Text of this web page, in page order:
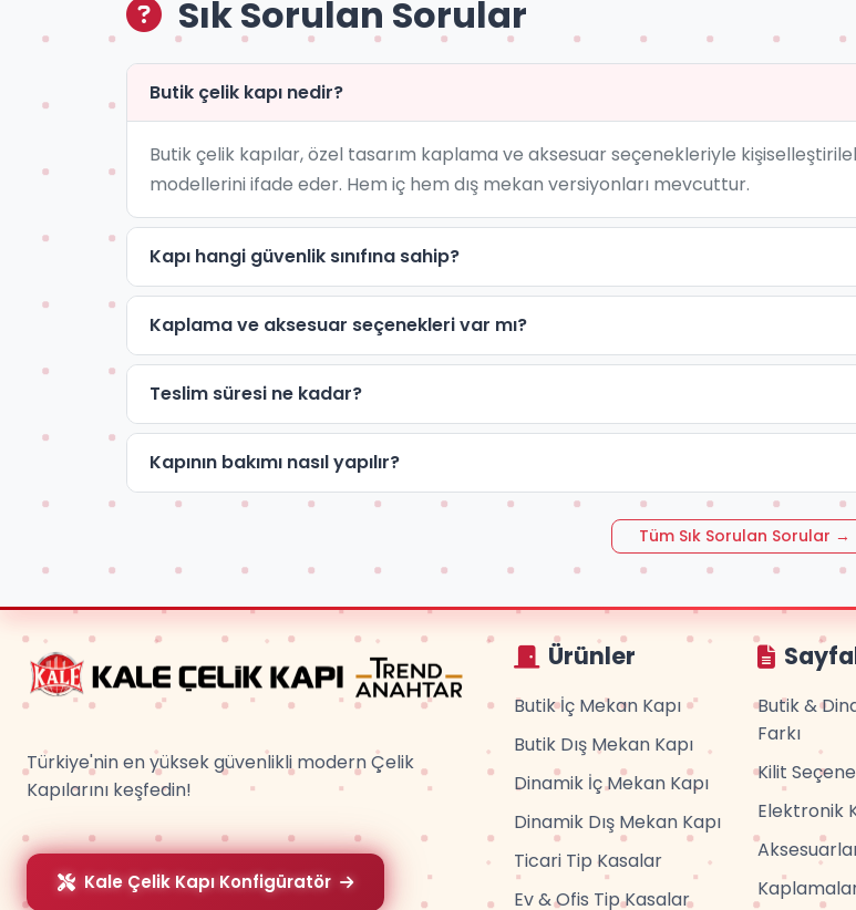
Sık Sorulan Sorular
Butik çelik kapı nedir?
Butik çelik kapılar, özel tasarım kaplama ve aksesuar seçenekleriyle
modellerini ifade eder. Hem iç hem dış mekan versiyonları mevcuttur.
Kapı hangi güvenlik sınıfına sahip?
Kaplama ve aksesuar seçenekleri var mı?
Teslim süresi ne kadar?
Kapının bakımı nasıl yapılır?
Tüm Sık Sorulan Sorular →
Türkiye'nin en yüksek güvenlikli modern Çelik
Kapılarını keşfedin!
Kale Çelik Kapı Konfigüratör
Ürünler
Butik İç Mekan Kapı
Butik Dış Mekan Kapı
Dinamik İç Mekan Kapı
Dinamik Dış Mekan Kapı
Ticari Tip Kasalar
Ev & Ofis Tip Kasalar
Butik &
Farkı
Kilit
Elektronik